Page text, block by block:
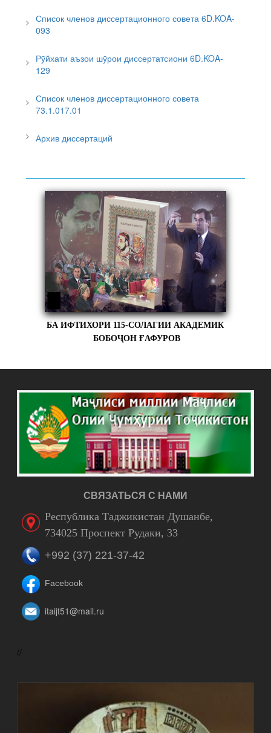
Список членов диссертационного совета 6D.KOA-
093
Рӯйхати аъзои шӯрои диссертатсиони 6D.KOA-
129
Список членов диссертационного совета
73.1.017.01
Архив диссертаций
БА ИФТИХОРИ 115-СОЛАГИИ АКАДЕМИК
БОБОҶОН ҒАФУРОВ
СВЯЗАТЬСЯ С НАМИ
Республика Таджикистан Душанбе,
734025 Проспект Рудаки, 33
+992 (37) 221-37-42
Facebook
itaijt51@mail.ru
//